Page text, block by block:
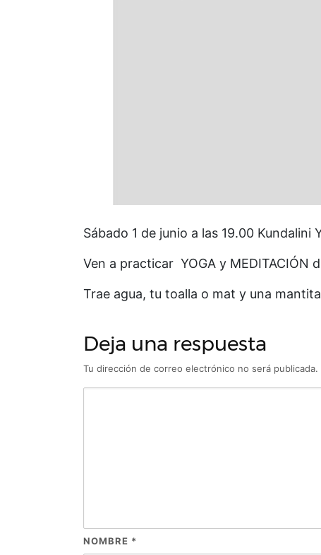
Sábado 1 de junio a las 19.00 Kundalini
Ven a practicar YOGA y MEDITACIÓN
Trae agua, tu toalla o mat y una
Deja una respuesta
Tu dirección de correo electrónico no será publicada.
NOMBRE *